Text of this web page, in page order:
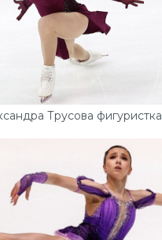
Трусова фигуристка